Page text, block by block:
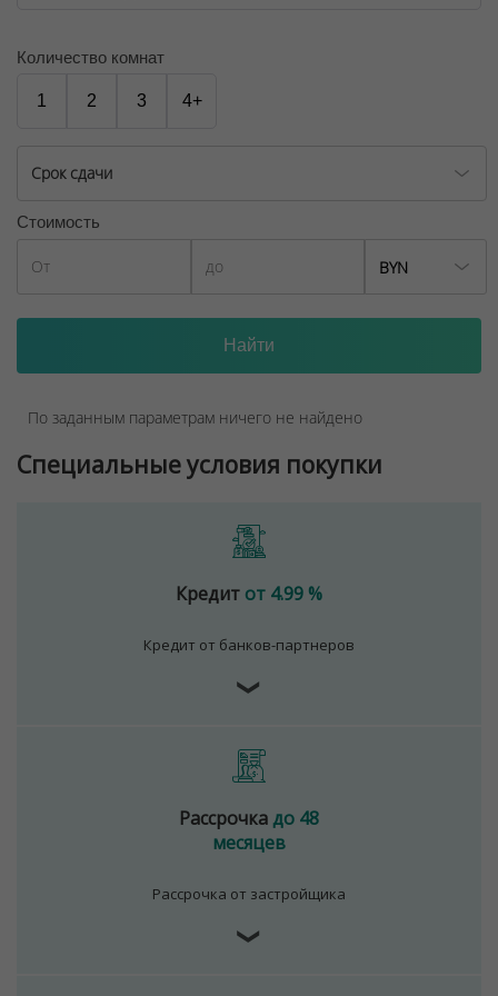
№02240/129 от 06.09.06г.
04.09.2025
Количество комнат
1 2 3 4+
Срок сдачи
Стоимость
BYN
По заданным параметрам ничего не найдено
Специальные условия покупки
Кредит от 4.99 %
Кредит от банков-партнеров
❯
Рассрочкадо 48
месяцев
Рассрочка от застройщика
❯